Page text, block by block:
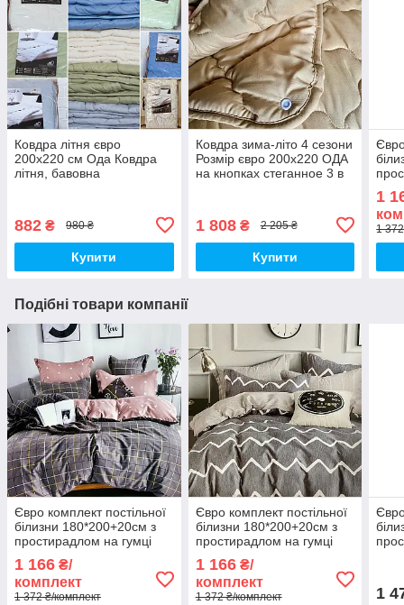
Ковдра літня євро
200х220 см Ода Ковдра
літня, бавовна
882 ₴ 980 ₴
Купити
Ковдра зима-літо 4 сезони
Розмір євро 200х220 ОДА
на кнопках стеганное 3 в
1 808₴ 2 205 ₴
Купити
1
1
Подібні товари компанії
Євро комплект постільної
білизни 180*200+20см з
простирадлом на гумці
Постільна білизна з
фланелі євро розмір
1 166 ₴/
комплект
1 372 ₴/комплект
Євро комплект постільної
білизни 180*200+20см з
простирадлом на гумці
Постільна білизна з
фланелі євро розмір
1 166₴/
комплект
1 372 ₴/комплект 1